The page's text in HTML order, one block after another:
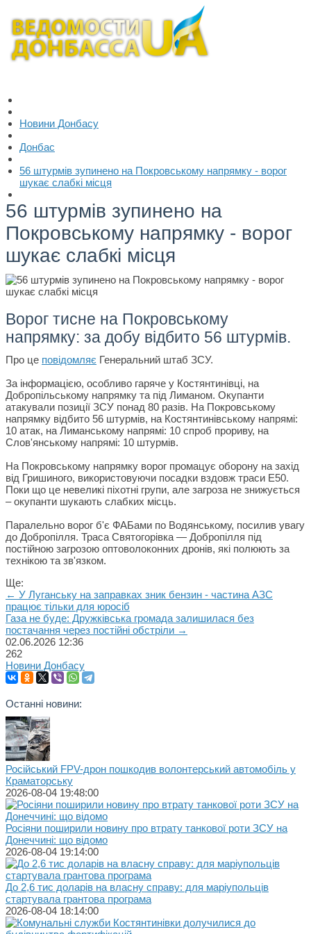
Новини Донбасу
Донбас
56 штурмів зупинено на Покровському напрямку - ворог
шукає слабкі місця
56 штурмів зупинено на
Покровському напрямку - ворог
шукає слабкі місця
Ворог тисне на Покровському
напрямку: за добу відбито 56 штурмів.
Про це повідомляє Генеральний штаб ЗСУ.
За інформацією, особливо гаряче у Костянтинівці, на
Добропільському напрямку та під Лиманом. Окупанти
атакували позиції ЗСУ понад 80 разів. На Покровському
напрямку відбито 56 штурмів, на Костянтинівському напрямі:
10 атак, на Лиманському напрямі: 10 спроб прориву, на
Слов'янському напрямі: 10 штурмів.
На Покровському напрямку ворог промацує оборону на захід
від Гришиного, використовуючи посадки вздовж траси Е50.
Поки що це невеликі піхотні групи, але загроза не знижується
– окупанти шукають слабких місць.
Паралельно ворог б'є ФАБами по Водянському, посилив увагу
до Добропілля. Траса Святогорівка — Добропілля під
постійною загрозою оптоволоконних дронів, які полюють за
технікою та зв'язком.
Ще:
← У Луганську на заправках зник бензин - частина АЗС
працює тільки для юросіб
Газа не буде: Дружківська громада залишилася без
постачання через постійні обстріли →
02.06.2026 12:36
262
Новини Донбасу
Останні новини:
Російський FPV-дрон пошкодив волонтерський автомобіль у
Краматорську
2026-08-04 19:48:00
Росіяни поширили новину про втрату танкової роти ЗСУ на
Донеччині: що відомо
2026-08-04 19:14:00
До 2,6 тис доларів на власну справу: для маріупольців
стартувала грантова програма
2026-08-04 18:14:00